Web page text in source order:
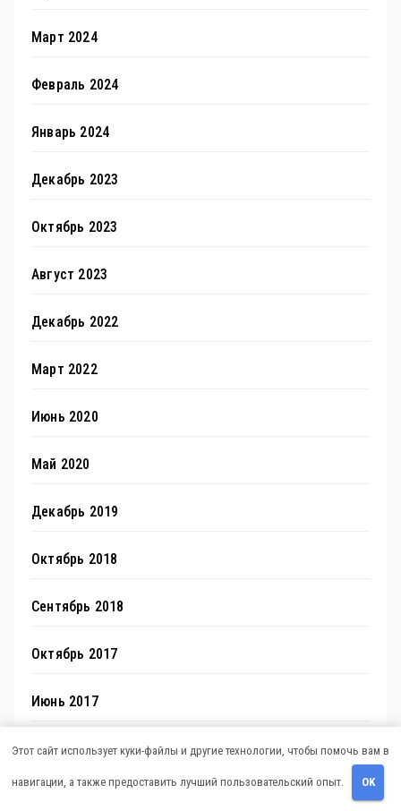
Март 2024
Февраль 2024
Январь 2024
Декабрь 2023
Октябрь 2023
Август 2023
Декабрь 2022
Март 2022
Июнь 2020
Май 2020
Декабрь 2019
Октябрь 2018
Сентябрь 2018
Октябрь 2017
Июнь 2017
Май 2017
Этот сайт использует куки-файлы и другие технологии, чтобы помочь вам в
навигации, а также предоставить лучший пользовательский опыт. OK